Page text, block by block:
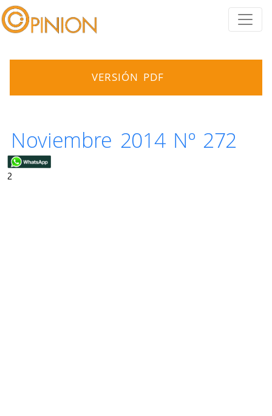
VERSIÓN PDF
Noviembre 2014 Nº 272
2